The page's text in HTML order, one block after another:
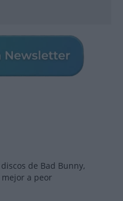
de Bad Bunny,
a peor